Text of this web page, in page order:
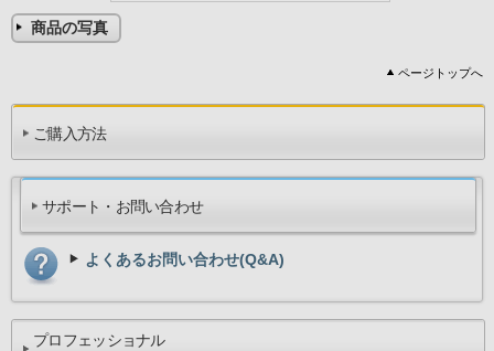
商品の写真
ページトップへ
ご購入方法
サポート・お問い合わせ
よくあるお問い合わせ(Q&A)
プロフェッショナル